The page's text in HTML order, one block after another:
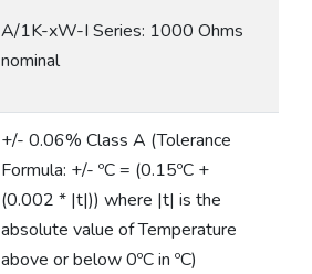
A/1K-xW-I Series: 1000 Ohms
nominal
+/- 0.06% Class A (Tolerance
Formula: +/- ºC = (0.15ºC +
(0.002 * |t|)) where |t| is the
absolute value of Temperature
above or below 0ºC in ºC)